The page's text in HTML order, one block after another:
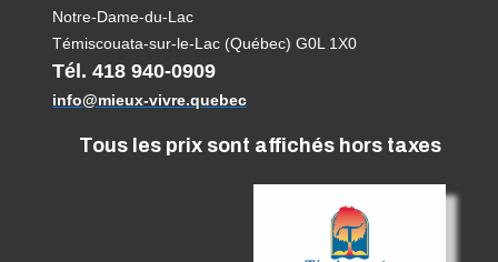
Notre-Dame-du-Lac
Témiscouata-sur-le-Lac (Québec) G0L 1X0
Tél. 418 940-0909
info@mieux-vivre.quebec
Tous les prix sont affichés hors taxes